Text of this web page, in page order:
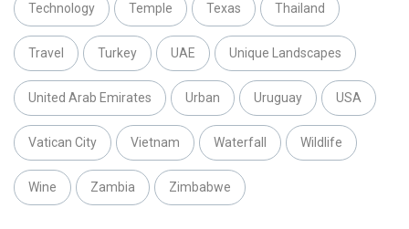
Technology Temple Texas Thailand
Travel Turkey UAE Unique Landscapes
United Arab Emirates Urban Uruguay USA
Vatican City Vietnam Waterfall Wildlife
Wine Zambia Zimbabwe